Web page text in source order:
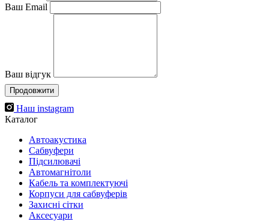
Ваш Email
Ваш відгук
Продовжити
Наш instagram
Каталог
Автоакустика
Cабвуфери
Підсилювачі
Автомагнітоли
Кабель та комплектуючі
Корпуси для сабвуферів
Захисні сітки
Аксесуари